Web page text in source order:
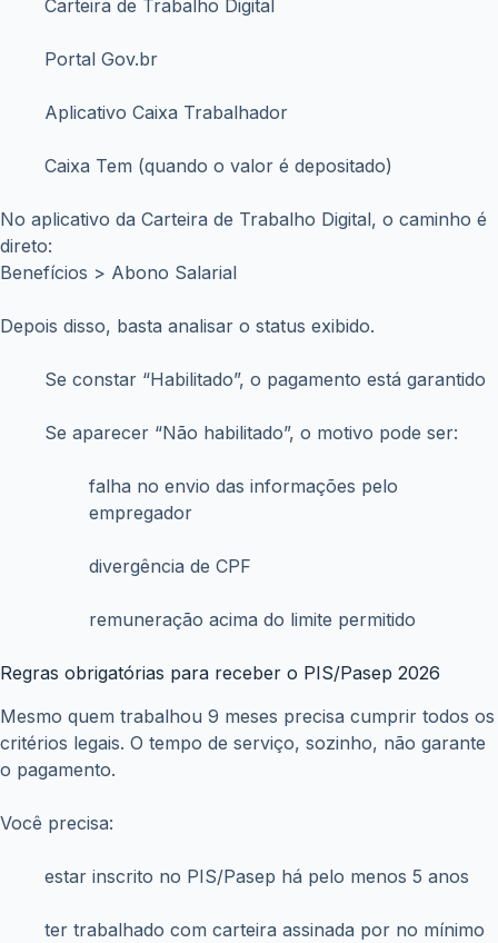
Carteira de Trabalho Digital
Portal Gov.br
Aplicativo Caixa Trabalhador
Caixa Tem (quando o valor é depositado)
No aplicativo da Carteira de Trabalho Digital, o caminho é
direto:
Benefícios > Abono Salarial
Depois disso, basta analisar o status exibido.
Se constar “Habilitado”, o pagamento está garantido
Se aparecer “Não habilitado”, o motivo pode ser:
falha no envio das informações pelo
empregador
divergência de CPF
remuneração acima do limite permitido
Regras obrigatórias para receber o PIS/Pasep 2026
Mesmo quem trabalhou 9 meses precisa cumprir todos os
critérios legais. O tempo de serviço, sozinho, não garante
o pagamento.
Você precisa:
estar inscrito no PIS/Pasep há pelo menos 5 anos
ter trabalhado com carteira assinada por no mínimo